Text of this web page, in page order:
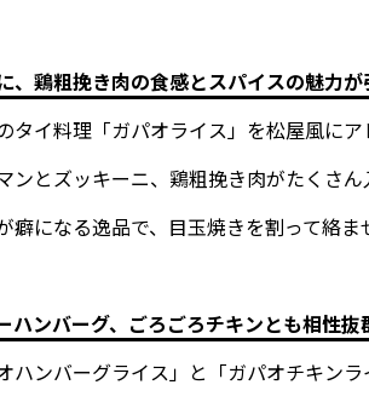
、鶏粗挽き肉の食感とスパイスの魅力
タイ料理「ガパオライス」を松屋風にア
ンとズッキーニ、鶏粗挽き肉がたくさん
癖になる逸品で、目玉焼きを割って絡ま
ハンバーグ、ごろごろチキンとも相性抜
ハンバーグライス」と「ガパオチキンラ